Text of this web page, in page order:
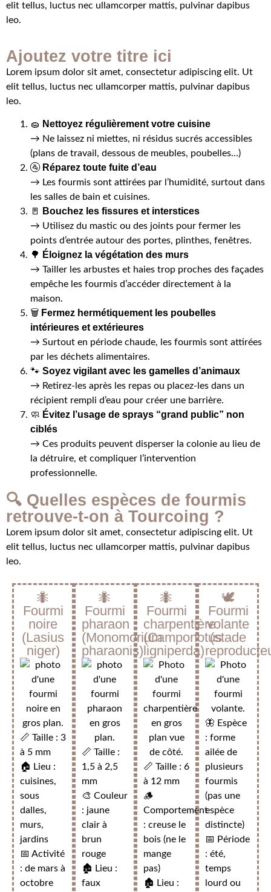
elit tellus, luctus nec ullamcorper mattis, pulvinar dapibus
leo.
Ajoutez votre titre ici
Lorem ipsum dolor sit amet, consectetur adipiscing elit. Ut
elit tellus, luctus nec ullamcorper mattis, pulvinar dapibus
leo.
🧽 Nettoyez régulièrement votre cuisine
→ Ne laissez ni miettes, ni résidus sucrés accessibles
(plans de travail, dessous de meubles, poubelles…)
🚰 Réparez toute fuite d’eau
→ Les fourmis sont attirées par l’humidité, surtout dans
les salles de bain et cuisines.
🚪
Bouchez les fissures et interstices
→ Utilisez du mastic ou des joints pour fermer les
points d’entrée autour des portes, plinthes, fenêtres.
🌳
Éloignez la végétation des murs
→ Tailler les arbustes et haies trop proches des façades
empêche les fourmis d’accéder directement à la
maison.
🗑️ Fermez hermétiquement les poubelles
intérieures et extérieures
→ Surtout en période chaude, les fourmis sont attirées
par les déchets alimentaires.
🐾 Soyez vigilant avec les gamelles d’animaux
→ Retirez-les après les repas ou placez-les dans un
récipient rempli d’eau pour créer une barrière.
🧼 Évitez l’usage de sprays “grand public” non
ciblés
→ Ces produits peuvent disperser la colonie au lieu de
la détruire, et compliquer l’intervention
professionnelle.
🔍 Quelles espèces de fourmis
retrouve-t-on à Tourcoing ?
Lorem ipsum dolor sit amet, consectetur adipiscing elit. Ut
elit tellus, luctus nec ullamcorper mattis, pulvinar dapibus
leo.
🐜
Fourmi
noire
(Lasius
niger)
📏 Taille : 3
à 5 mm
🏠 Lieu :
cuisines,
sous
dalles,
murs,
jardins
📅 Activité
: de mars à
octobre
🐜
Fourmi
pharaon
(Monomorium
pharaonis)
📏 Taille :
1,5 à 2,5
mm
🎨 Couleur
: jaune
clair à
brun
rouge
🏚️ Lieu :
faux
🐜
Fourmi
charpentière
(Camponotus
ligniperda)
📏 Taille : 6
à 12 mm
🪵
Comportement
: creuse le
bois (ne le
mange
pas)
🏚️ Lieu :
🕊️
Fourmi
volante
(stade
🦋 Espèce
: forme
ailée de
plusieurs
fourmis
(pas une
espèce
distincte)
📅 Période
: été,
temps
lourd ou